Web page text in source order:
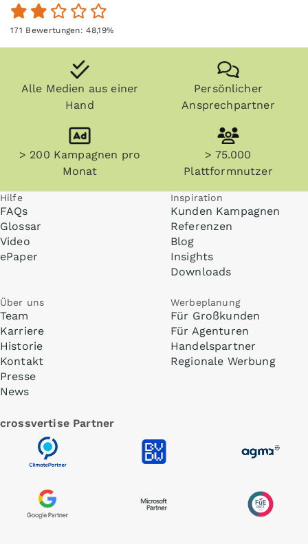
171 Bewertungen:48,19%
Alle Medien aus einer
Hand
Persönlicher
Ansprechpartner
> 200 Kampagnen pro
Monat
> 75.000
Plattformnutzer
Hilfe
FAQs
Glossar
Video
ePaper
Inspiration
Kunden Kampagnen
Referenzen
Blog
Insights
Downloads
Über uns
Team
Karriere
Historie
Kontakt
Presse
News
Werbeplanung
Für Großkunden
Für Agenturen
Handelspartner
Regionale Werbung
crossvertise Partner